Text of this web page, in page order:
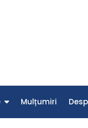
Mulțumiri